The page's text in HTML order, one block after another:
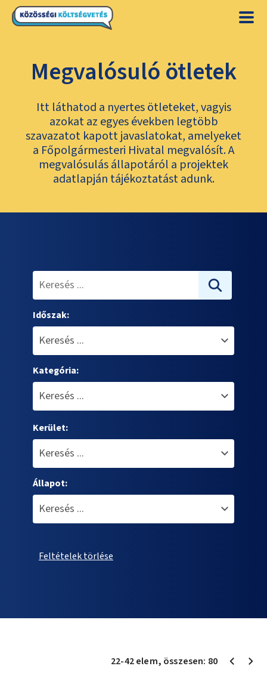
Megvalósuló ötletek
Itt láthatod a nyertes ötleteket, vagyis
azokat az egyes években legtöbb
szavazatot kapott javaslatokat, amelyeket
a Főpolgármesteri Hivatal megvalósít. A
megvalósulás állapotáról a projektek
adatlapján tájékoztatást adunk.
Időszak:
Kategória:
Kerület:
Állapot:
Feltételek törlése
22-42elem, összesen: 80